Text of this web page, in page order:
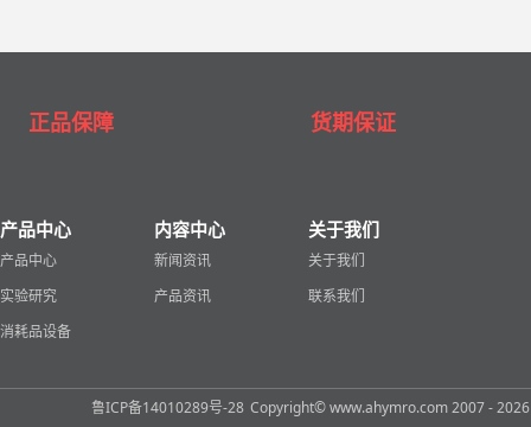
正品保障 货期保证
产品中心
产品中心
实验研究
消耗品设备
内容中心
新闻资讯
产品资讯
关于我们
关于我们
联系我们
鲁ICP备14010289号-28 Copyright© www.ahymro.com 2007 - 2026